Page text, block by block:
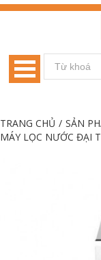
TRANG CHỦ / SẢN
MÁY LỌC NƯỚC ĐẠI